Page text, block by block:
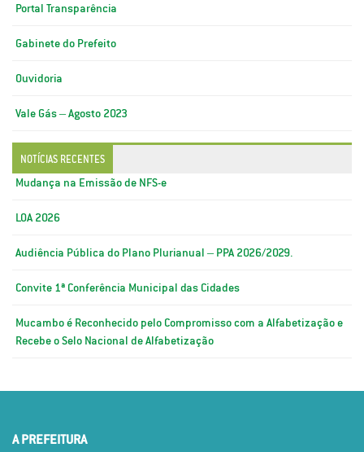
Portal Transparência
Gabinete do Prefeito
Ouvidoria
Vale Gás – Agosto 2023
NOTÍCIAS RECENTES
Mudança na Emissão de NFS-e
LOA 2026
Audiência Pública do Plano Plurianual – PPA 2026/2029.
Convite 1ª Conferência Municipal das Cidades
Mucambo é Reconhecido pelo Compromisso com a Alfabetização e
Recebe o Selo Nacional de Alfabetização
A PREFEITURA